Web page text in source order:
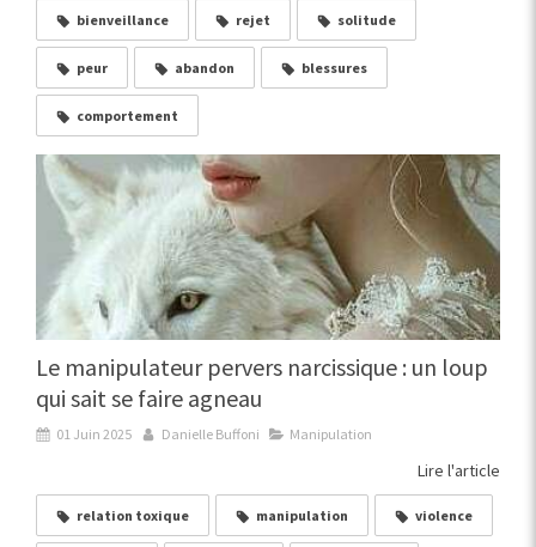
bienveillance rejet solitude
peur abandon blessures
comportement
Le manipulateur pervers narcissique : un loup
qui sait se faire agneau
01 Juin 2025 Danielle Buffoni Manipulation
Lire l'article
relation toxique manipulation violence